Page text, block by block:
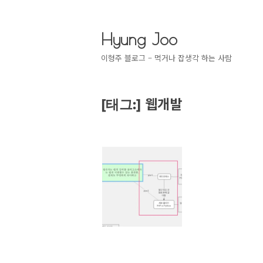
Hyung Joo
이형주 블로그 – 먹거나 잡생각 하는 사람
[태그:] 웹개발